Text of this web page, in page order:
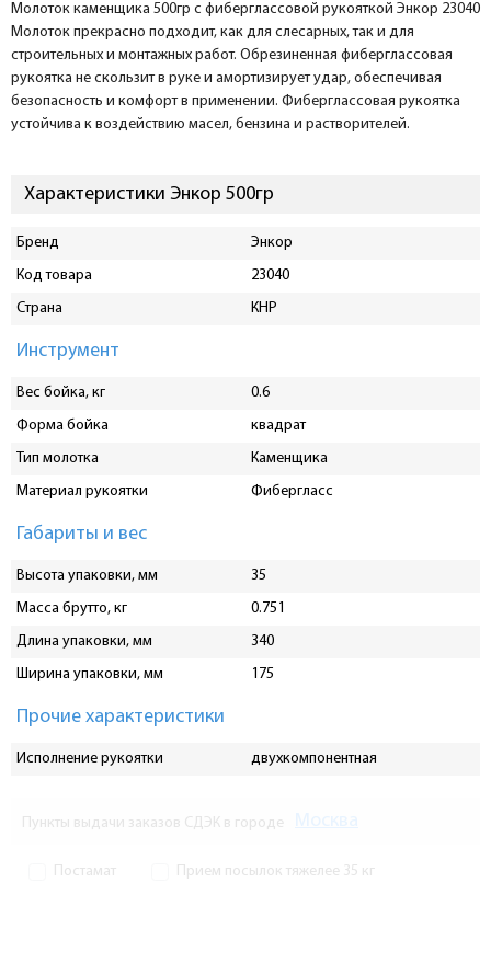
Молоток каменщика 500гр с фиберглассовой рукояткой Энкор 23040
Молоток прекрасно подходит, как для слесарных, так и для
строительных и монтажных работ. Обрезиненная фиберглассовая
рукоятка не скользит в руке и амортизирует удар, обеспечивая
безопасность и комфорт в применении. Фиберглассовая рукоятка
устойчива к воздействию масел, бензина и растворителей.
Характеристики Энкор 500гр
Бренд
Энкор
Код товара
23040
Страна
КНР
Инструмент
Вес бойка, кг
0.6
Форма бойка
квадрат
Тип молотка
Каменщика
Материал рукоятки
Фибергласс
Габариты и вес
Высота упаковки, мм
35
Масса брутто, кг
0.751
Длина упаковки, мм
340
Ширина упаковки, мм
175
Прочие характеристики
Исполнение рукоятки двухкомпонентная
Пункты выдачи заказов СДЭК в городе
Постамат Прием посылок тяжелее 35 кг